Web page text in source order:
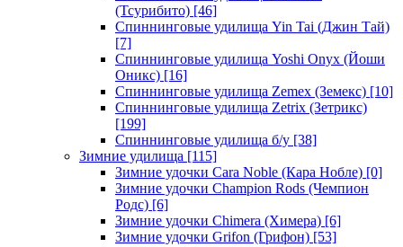
(Тсурибито) [46]
Спиннинговые удилища Yin Tai (Джин Тай)
[7]
Спиннинговые удилища Yoshi Onyx (Йоши
Оникс) [16]
Спиннинговые удилища Zemex (Земекс) [10]
Спиннинговые удилища Zetrix (Зетрикс)
[199]
Спиннинговые удилища б/у [38]
Зимние удилища [115]
Зимние удочки Cara Noble (Кара Нобле) [0]
Зимние удочки Champion Rods (Чемпион
Родс) [6]
Зимние удочки Chimera (Химера) [6]
Зимние удочки Grifon (Грифон) [53]